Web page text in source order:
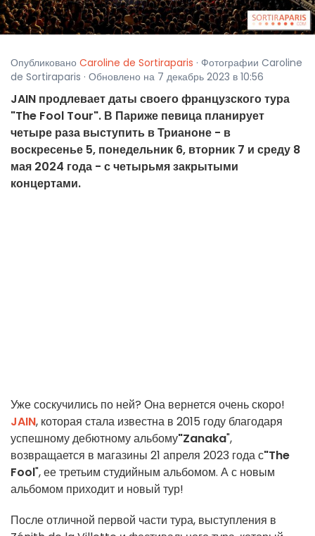
Опубликовано Caroline de Sortiraparis · Фотографии Caroline
de Sortiraparis · Обновлено на 7 декабрь 2023 в 10:56
JAIN продлевает даты своего французского тура
"The Fool Tour". В Париже певица планирует
четыре раза выступить в Трианоне - в
воскресенье 5, понедельник 6, вторник 7 и среду 8
мая 2024 года - с четырьмя закрытыми
концертами.
Уже соскучились по ней? Она вернется очень скоро!
JAIN, которая стала известна в 2015 году благодаря
успешному дебютному альбому"Zanaka",
возвращается в магазины 21 апреля 2023 года с"The
Fool", ее третьим студийным альбомом. А с новым
альбомом приходит и новый тур!
После отличной первой части тура, выступления в